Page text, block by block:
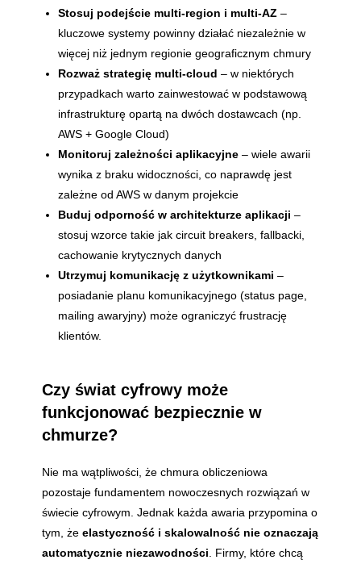
Stosuj podejście multi-region i multi-AZ –
kluczowe systemy powinny działać niezależnie w
więcej niż jednym regionie geograficznym chmury
Rozważ strategię multi-cloud – w niektórych
przypadkach warto zainwestować w podstawową
infrastrukturę opartą na dwóch dostawcach (np.
AWS + Google Cloud)
Monitoruj zależności aplikacyjne – wiele awarii
wynika z braku widoczności, co naprawdę jest
zależne od AWS w danym projekcie
Buduj odporność w architekturze aplikacji –
stosuj wzorce takie jak circuit breakers, fallbacki,
cachowanie krytycznych danych
Utrzymuj komunikację z użytkownikami –
posiadanie planu komunikacyjnego (status page,
mailing awaryjny) może ograniczyć frustrację
klientów.
Czy świat cyfrowy może
funkcjonować bezpiecznie w
chmurze?
Nie ma wątpliwości, że chmura obliczeniowa
pozostaje fundamentem nowoczesnych rozwiązań w
świecie cyfrowym. Jednak każda awaria przypomina o
tym, żeelastyczność i skalowalność nie oznaczają
automatycznie niezawodności . Firmy, które chcą